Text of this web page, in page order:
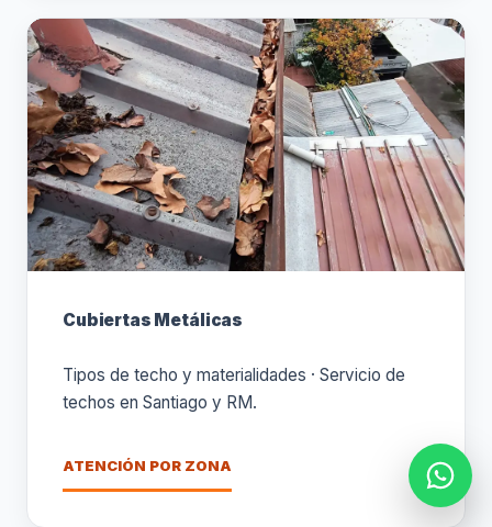
Cubiertas Metálicas
Tipos de techo y materialidades · Servicio de
techos en Santiago y RM.
ATENCIÓN POR ZONA